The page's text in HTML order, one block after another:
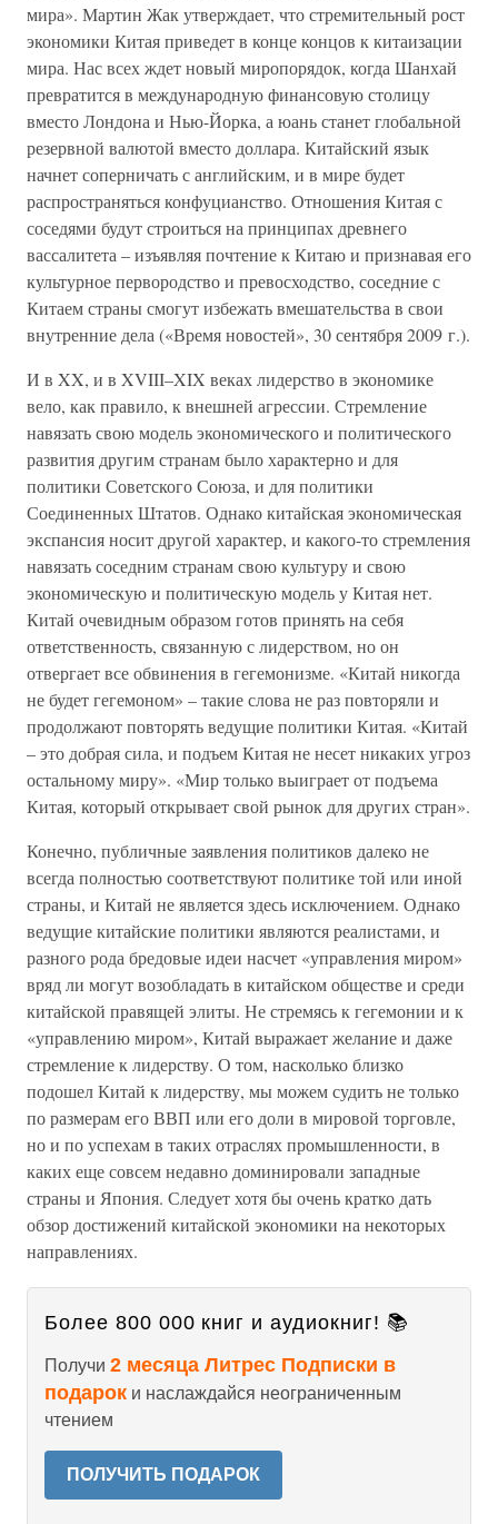
мира». Мартин Жак утверждает, что стремительный рост
экономики Китая приведет в конце концов к китаизации
мира. Нас всех ждет новый миропорядок, когда Шанхай
превратится в международную финансовую столицу
вместо Лондона и Нью-Йорка, а юань станет глобальной
резервной валютой вместо доллара. Китайский язык
начнет соперничать с английским, и в мире будет
распространяться конфуцианство. Отношения Китая с
соседями будут строиться на принципах древнего
вассалитета – изъявляя почтение к Китаю и признавая его
культурное первородство и превосходство, соседние с
Китаем страны смогут избежать вмешательства в свои
внутренние дела («Время новостей», 30 сентября 2009 г.).
И в XX, и в XVIII–XIX веках лидерство в экономике
вело, как правило, к внешней агрессии. Стремление
навязать свою модель экономического и политического
развития другим странам было характерно и для
политики Советского Союза, и для политики
Соединенных Штатов. Однако китайская экономическая
экспансия носит другой характер, и какого-то стремления
навязать соседним странам свою культуру и свою
экономическую и политическую модель у Китая нет.
Китай очевидным образом готов принять на себя
ответственность, связанную с лидерством, но он
отвергает все обвинения в гегемонизме. «Китай никогда
не будет гегемоном» – такие слова не раз повторяли и
продолжают повторять ведущие политики Китая. «Китай
– это добрая сила, и подъем Китая не несет никаких угроз
остальному миру». «Мир только выиграет от подъема
Китая, который открывает свой рынок для других стран».
Конечно, публичные заявления политиков далеко не
всегда полностью соответствуют политике той или иной
страны, и Китай не является здесь исключением. Однако
ведущие китайские политики являются реалистами, и
разного рода бредовые идеи насчет «управления миром»
вряд ли могут возобладать в китайском обществе и среди
китайской правящей элиты. Не стремясь к гегемонии и к
«управлению миром», Китай выражает желание и даже
стремление к лидерству. О том, насколько близко
подошел Китай к лидерству, мы можем судить не только
по размерам его ВВП или его доли в мировой торговле,
но и по успехам в таких отраслях промышленности, в
каких еще совсем недавно доминировали западные
страны и Япония. Следует хотя бы очень кратко дать
обзор достижений китайской экономики на некоторых
направлениях.
Более 800 000 книг и аудиокниг! 📚
Получи 2 месяца Литрес Подписки в
подарок и наслаждайся неограниченным
чтением
ПОЛУЧИТЬ ПОДАРОК